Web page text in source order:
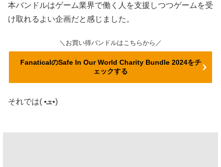
本バンドルはゲーム業界で働く人を支援しつつゲームを受
け取れるよい企画だと感じました。
＼お買い得バンドルはこちらから／
FanaticalのSafe In Our World Charity Bundle 2024をチ
ェックする
それでは( •ܫ•)